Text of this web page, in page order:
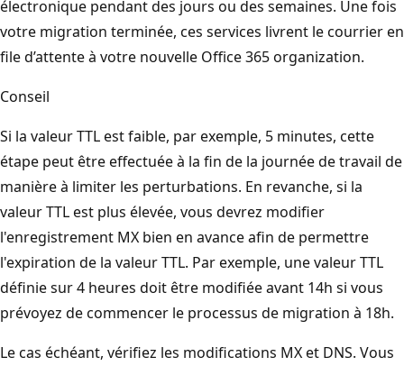
électronique pendant des jours ou des semaines. Une fois
votre migration terminée, ces services livrent le courrier en
file d’attente à votre nouvelle Office 365 organization.
Conseil
Si la valeur TTL est faible, par exemple, 5 minutes, cette
étape peut être effectuée à la fin de la journée de travail de
manière à limiter les perturbations. En revanche, si la
valeur TTL est plus élevée, vous devrez modifier
l'enregistrement MX bien en avance afin de permettre
l'expiration de la valeur TTL. Par exemple, une valeur TTL
définie sur 4 heures doit être modifiée avant 14h si vous
prévoyez de commencer le processus de migration à 18h.
Le cas échéant, vérifiez les modifications MX et DNS. Vous